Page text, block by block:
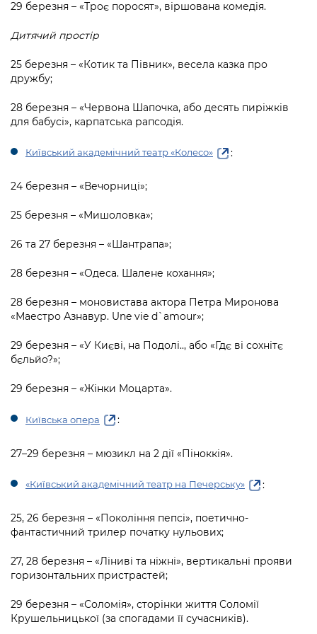
29 березня – «Троє поросят», віршована комедія.
Дитячий простір
25 березня – «Котик та Півник», весела казка про
дружбу;
28 березня – «Червона Шапочка, або десять пиріжків
для бабусі», карпатська рапсодія.
Київський академічний театр «Колесо» :
24 березня – «Вечорниці»;
25 березня – «Мишоловка»;
26 та 27 березня – «Шантрапа»;
28 березня – «Одеса. Шалене кохання»;
28 березня – моновистава актора Петра Миронова
«Маестро Азнавур. Une vie d`amour»;
29 березня – «У Києві, на Подолі.., або «Гдє ві сохнітє
бєльйо?»;
29 березня – «Жінки Моцарта».
Київська опера :
27–29 березня – мюзикл на 2 дії «Піноккія».
«Київський академічний театр на Печерську» :
25, 26 березня – «Покоління пепсі», поетично-
фантастичний трилер початку нульових;
27, 28 березня – «Ліниві та ніжні», вертикальні прояви
горизонтальних пристрастей;
29 березня – «Соломія», сторінки життя Соломії
Крушельницької (за спогадами її сучасників).